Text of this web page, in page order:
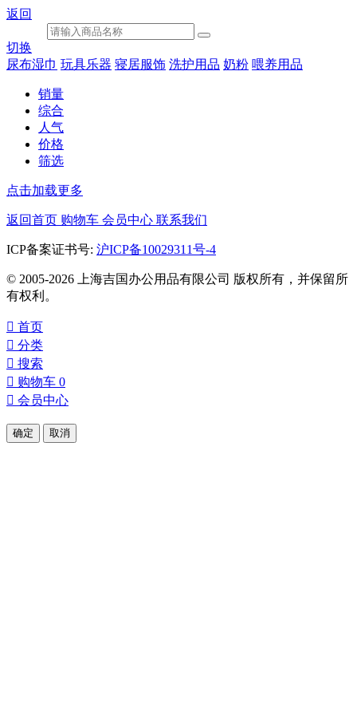
返回
切换
尿布湿巾 玩具乐器 寝居服饰 洗护用品 奶粉 喂养用品
销量
综合
人气
价格
筛选
点击加载更多
返回首页 购物车 会员中心 联系我们
ICP备案证书号: 沪ICP备10029311号-4
© 2005-2026 上海吉国办公用品有限公司 版权所有，并保留所
有权利。
 首页
 分类
 搜索
 购物车 0
 会员中心
确定 取消